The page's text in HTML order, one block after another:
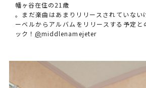
幡ヶ谷在住の21歳
。まだ楽曲はあまりリリースされていない
ーベルからアルバムをリリースする予定と
ック！@middlenamejeter